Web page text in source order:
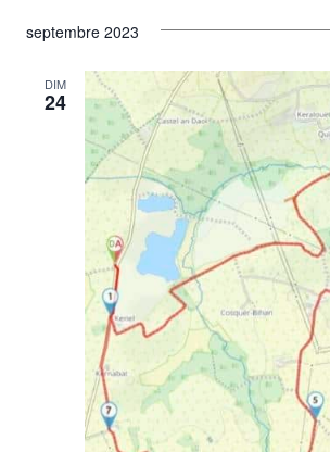
septembre 2023
DIM
24